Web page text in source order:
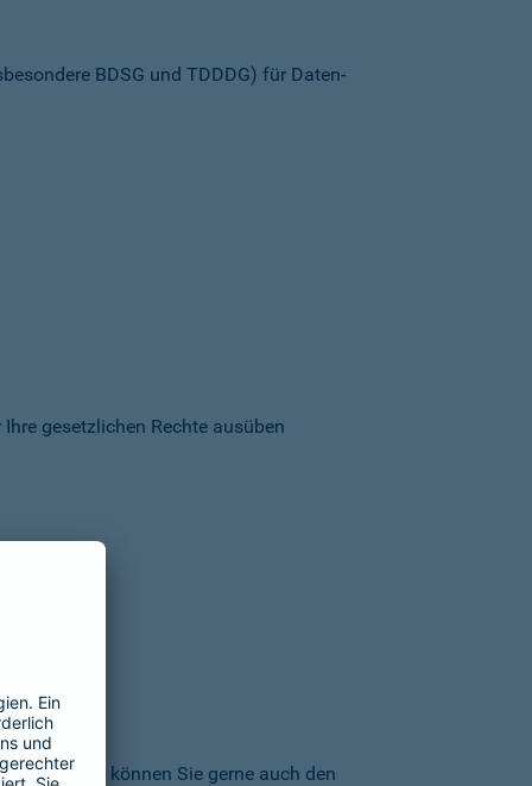
BDSG und TDDDG) für Daten­
gesetzlichen Rechte ausüben
AG können Sie gerne auch den